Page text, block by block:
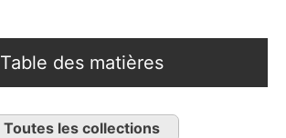
Table des matières
Toutes les collections